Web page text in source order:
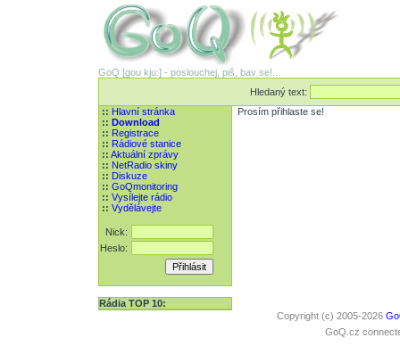
GoQ [gou kju:] - poslouchej, piš, bav se!...
Hledaný text:
:: Hlavní stránka
:: Download
:: Registrace
:: Rádiové stanice
:: Aktuální zprávy
:: NetRadio skiny
:: Diskuze
:: GoQmonitoring
:: Vysílejte rádio
:: Vydělávejte
Nick:
Heslo:
Rádia TOP 10:
Prosím přihlaste se!
Copyright (c) 2005-2026
GoQ.cz